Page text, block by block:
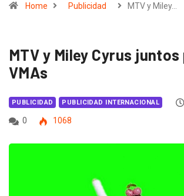
Home Publicidad MTV y Miley…
MTV y Miley Cyrus
VMAs
PUBLICIDAD PUBLICIDAD INTERNACIONAL
0
1068